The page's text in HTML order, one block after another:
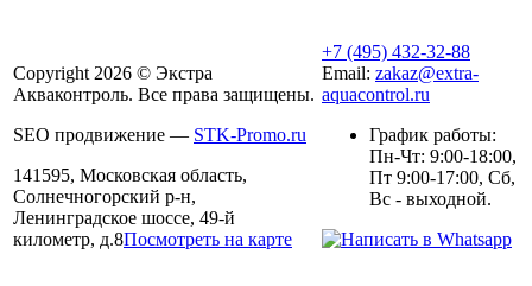
Copyright 2026 © Экстра
Акваконтроль. Все права защищены.
SEO продвижение — STK-Promo.ru
141595, Московская область,
Солнечногорский р-н,
Ленинградское шоссе, 49-й
километр, д.8Посмотреть на карте
+7 (495) 432-32-88
Email: zakaz@extra-
aquacontrol.ru
График работы:
Пн-Чт: 9:00-18:00,
Пт 9:00-17:00, Сб,
Вс - выходной.